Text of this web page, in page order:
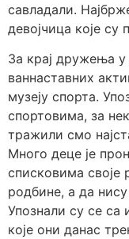
савладали.
девојчица које су
За крај дружења
ваннаставних
музеју спорта.
спортовима, за
тражили смо
Много деце је
списковима своје
родбине, а да
Упознали су се са
које они данас